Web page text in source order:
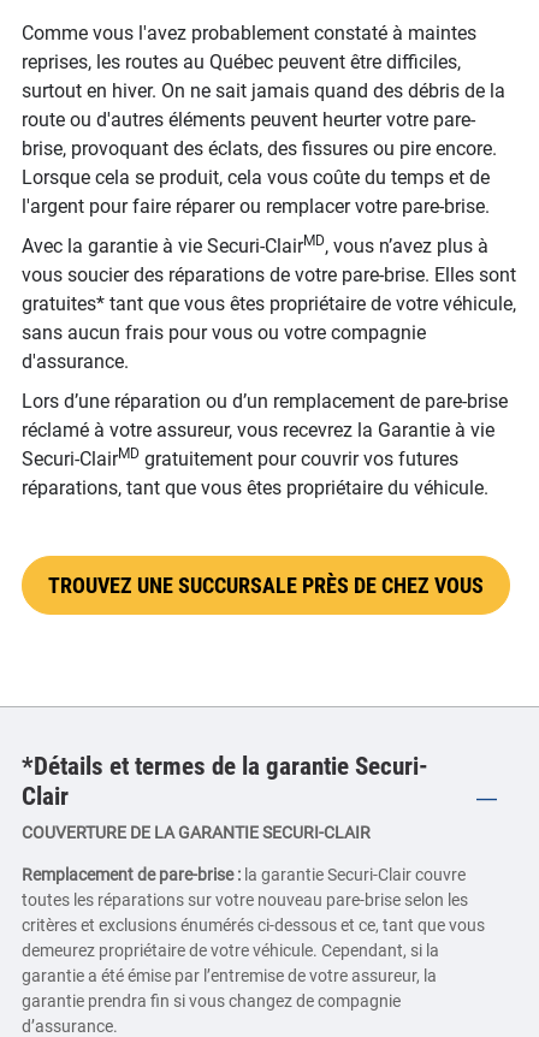
Comme vous l'avez probablement constaté à maintes
reprises, les routes au Québec peuvent être difficiles,
surtout en hiver. On ne sait jamais quand des débris de la
route ou d'autres éléments peuvent heurter votre pare-
brise, provoquant des éclats, des fissures ou pire encore.
Lorsque cela se produit, cela vous coûte du temps et de
l'argent pour faire réparer ou remplacer votre pare-brise.
Avec la garantie à vie Securi-ClairMD, vous n’avez plus à
vous soucier des réparations de votre pare-brise. Elles sont
gratuites* tant que vous êtes propriétaire de votre véhicule,
sans aucun frais pour vous ou votre compagnie
d'assurance.
Lors d’une réparation ou d’un remplacement de pare-brise
réclamé à votre assureur, vous recevrez la Garantie à vie
Securi-ClairMDgratuitement pour couvrir vos futures
réparations, tant que vous êtes propriétaire du véhicule.
TROUVEZ UNE SUCCURSALE PRÈS DE CHEZ VOUS
*Détails et termes de la garantie Securi-
Clair
COUVERTURE DE LA GARANTIE SECURI-CLAIR
Remplacement de pare-brise :la garantie Securi-Clair couvre
toutes les réparations sur votre nouveau pare-brise selon les
critères et exclusions énumérés ci-dessous et ce, tant que vous
demeurez propriétaire de votre véhicule. Cependant, si la
garantie a été émise par l’entremise de votre assureur, la
garantie prendra fin si vous changez de compagnie
d’assurance.